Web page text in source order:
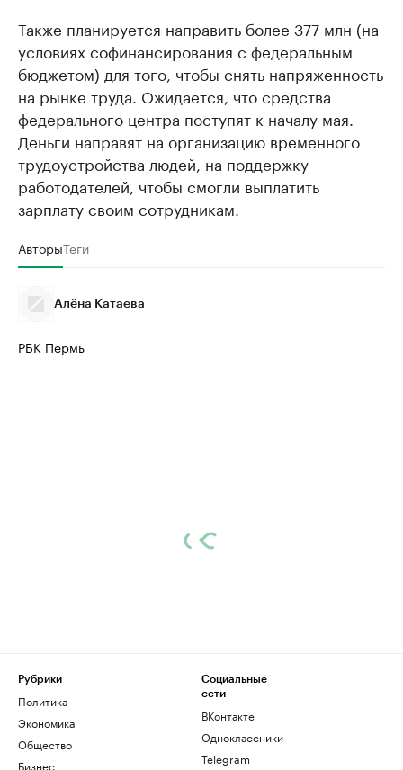
Также планируется направить более 377 млн (на
условиях софинансирования с федеральным
бюджетом) для того, чтобы снять напряженность
на рынке труда. Ожидается, что средства
федерального центра поступят к началу мая.
Деньги направят на организацию временного
трудоустройства людей, на поддержку
работодателей, чтобы смогли выплатить
зарплату своим сотрудникам.
АвторыТеги
Алёна Катаева
РБК Пермь
Рубрики
Политика
Экономика
Общество
Бизнес
Социальные
сети
ВКонтакте
Одноклассники
Telegram